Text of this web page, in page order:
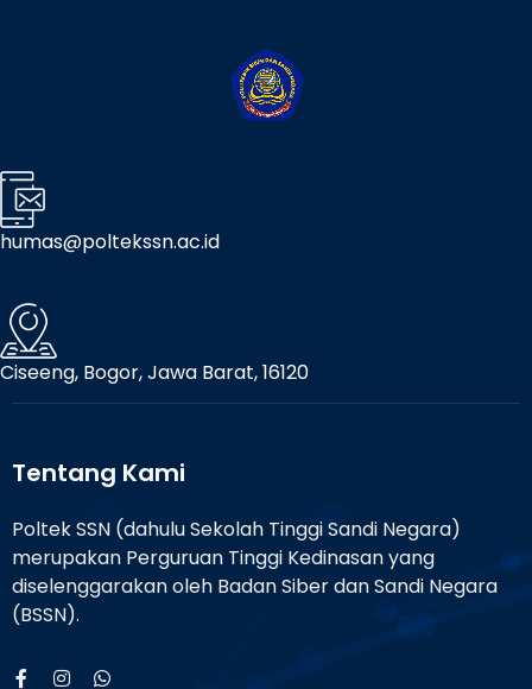
humas@poltekssn.ac.id
Ciseeng, Bogor, Jawa Barat, 16120
Tentang Kami
Poltek SSN (dahulu Sekolah Tinggi Sandi Negara)
merupakan Perguruan Tinggi Kedinasan yang
diselenggarakan oleh Badan Siber dan Sandi Negara
(BSSN).